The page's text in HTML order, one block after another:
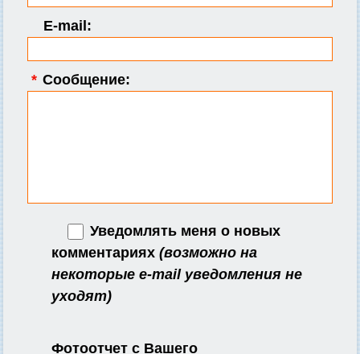
E-mail:
* Сообщение:
Уведомлять меня о новых
комментариях (возможно на
некоторые e-mail уведомления не
уходят)
Фотоотчет с Вашего